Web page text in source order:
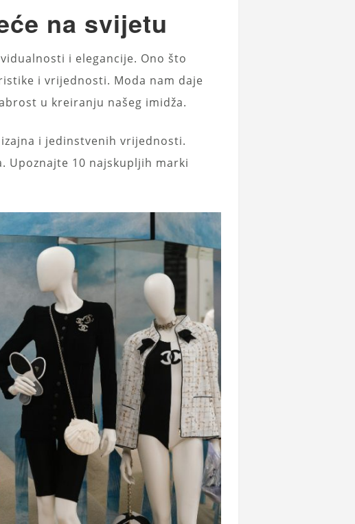
na svijetu
i elegancije. Ono što
i vrijednosti. Moda nam daje
u kreiranju našeg imidža.
i jedinstvenih vrijednosti.
Upoznajte 10 najskupljih marki